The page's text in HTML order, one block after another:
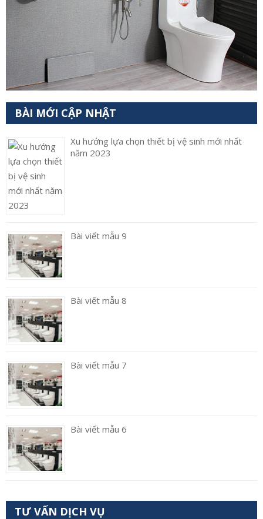
BÀI MỚI CẬP NHẬT
Xu hướng lựa chọn thiết bị vệ sinh mới nhất
năm 2023
Bài viết mẫu 9
Bài viết mẫu 8
Bài viết mẫu 7
Bài viết mẫu 6
TƯ VẤN DỊCH VỤ